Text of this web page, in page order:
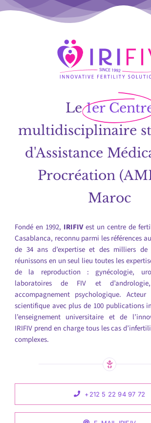
Le 1er
multidisciplinaire
d'Assistance
Procréation
Maroc
Fondé en 1992, IRIFIVest un centre de
Casablanca, reconnu parmi les références
de 34 ans d’expertise et des milliers de
réunissons en un seul lieu toutes les
de la reproduction : gynécologie,
laboratoires de FIV et
accompagnement psychologique.
scientifique avec plus de 100 publications
l’enseignement universitaire et de
IRIFIV prend en charge tous les cas
complexes.
+212 5 22 94 97 72